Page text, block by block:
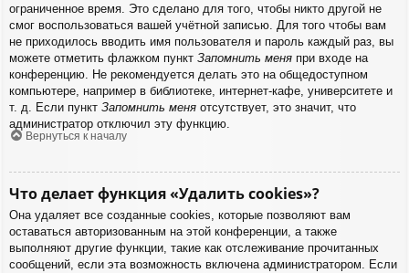
ограниченное время. Это сделано для того, чтобы никто другой не
смог воспользоваться вашей учётной записью. Для того чтобы вам
не приходилось вводить имя пользователя и пароль каждый раз, вы
можете отметить флажком пункт Запомнить меня при входе на
конференцию. Не рекомендуется делать это на общедоступном
компьютере, например в библиотеке, интернет-кафе, университете и
т. д. Если пункт Запомнить меня отсутствует, это значит, что
администратор отключил эту функцию.
Вернуться к началу
Что делает функция «Удалить cookies»?
Она удаляет все созданные cookies, которые позволяют вам
оставаться авторизованным на этой конференции, а также
выполняют другие функции, такие как отслеживание прочитанных
сообщений, если эта возможность включена администратором. Если